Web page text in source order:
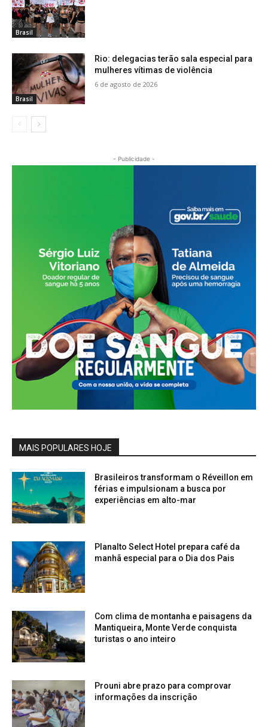
Brasil
Brasil
Rio: delegacias terão sala especial para
mulheres vítimas de violência
6 de agosto de 2026
- Publicidade -
MAIS POPULARES HOJE
Brasileiros transformam o Réveillon em
férias e impulsionam a busca por
experiências em alto-mar
Planalto Select Hotel prepara café da
manhã especial para o Dia dos Pais
Com clima de montanha e paisagens da
Mantiqueira, Monte Verde conquista
turistas o ano inteiro
Prouni abre prazo para comprovar
informações da inscrição